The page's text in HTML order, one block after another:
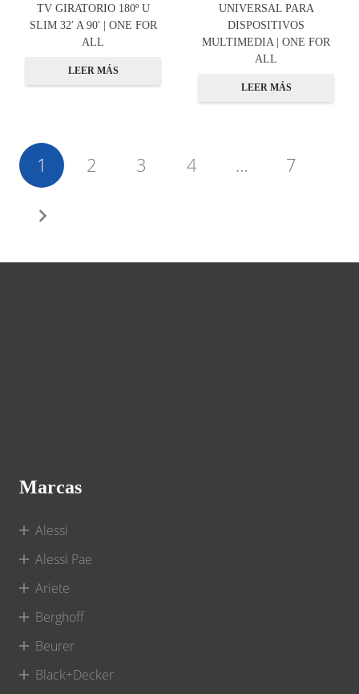
TV GIRATORIO 180º U
SLIM 32′ A 90′ | ONE FOR
ALL
LEER MÁS
UNIVERSAL PARA
DISPOSITIVOS
MULTIMEDIA | ONE FOR
ALL
LEER MÁS
1 2 3 4 … 7
Marcas
Alessi
Alessi Pae
Ariete
Berghoff
Beurer
Black+Decker